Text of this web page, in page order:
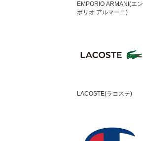
EMPORIO ARMANI(エン
ポリオ アルマーニ)
LACOSTE(ラコステ)